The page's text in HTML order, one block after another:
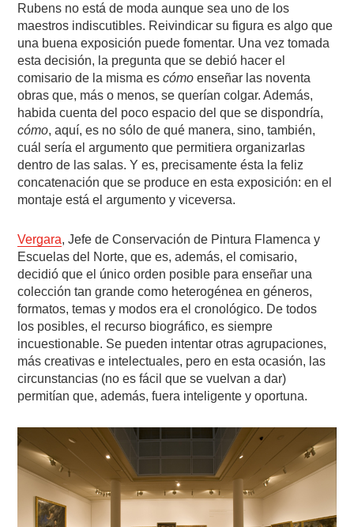
Rubens no está de moda aunque sea uno de los
maestros indiscutibles. Reivindicar su figura es algo que
una buena exposición puede fomentar. Una vez tomada
esta decisión, la pregunta que se debió hacer el
comisario de la misma escómo enseñar las noventa
obras que, más o menos, se querían colgar. Además,
habida cuenta del poco espacio del que se dispondría,
cómo, aquí, es no sólo de qué manera, sino, también,
cuál sería el argumento que permitiera organizarlas
dentro de las salas. Y es, precisamente ésta la feliz
concatenación que se produce en esta exposición: en el
montaje está el argumento y viceversa.
Vergara, Jefe de Conservación de Pintura Flamenca y
Escuelas del Norte, que es, además, el comisario,
decidió que el único orden posible para enseñar una
colección tan grande como heterogénea en géneros,
formatos, temas y modos era el cronológico. De todos
los posibles, el recurso biográfico, es siempre
incuestionable. Se pueden intentar otras agrupaciones,
más creativas e intelectuales, pero en esta ocasión, las
circunstancias (no es fácil que se vuelvan a dar)
permitían que, además, fuera inteligente y oportuna.